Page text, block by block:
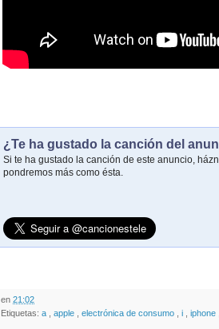
¿Te ha gustado la canción del
Si te ha gustado la canción de este anuncio,
pondremos más como ésta.
en 21:02
Etiquetas: a apple electrónica de consumo i iphone